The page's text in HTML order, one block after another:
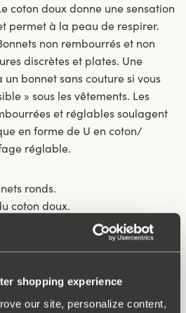
shopping experience
our site, personalize content,
coton doux donne une sensation
permet à la peau de respirer.
non rembourrés et non
discrètes et plates. Une
bonnet sans couture si vous
» sous les vêtements. Les
et réglables soulagent
en forme de U en coton/
réglable.
ronds.
coton doux.
bonnet sont moins visibles sous